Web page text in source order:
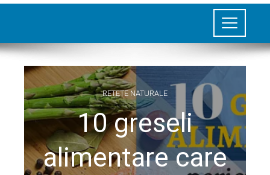
RETETE NATURALE
10 greseli
alimentare care